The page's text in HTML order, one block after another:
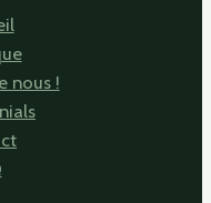
nous !